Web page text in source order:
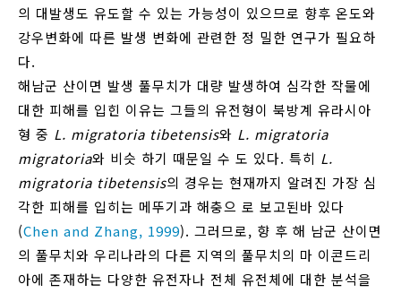
의 대발생도 유도할 수 있는 가능성이 있으므로 향후 온도와
강우변화에 따른 발생 변화에 관련한 정 밀한 연구가 필요하
다.
해남군 산이면 발생 풀무치가 대량 발생하여 심각한 작물에
대한 피해를 입힌 이유는 그들의 유전형이 북방계 유라시아
형 중 L. migratoria tibetensis와 L. migratoria
migratoria와 비슷 하기 때문일 수 도 있다. 특히 L.
migratoria tibetensis의 경우는 현재까지 알려진 가장 심
각한 피해를 입히는 메뚜기과 해충으 로 보고된바 있다
(Chen and Zhang, 1999). 그러므로, 향 후 해 남군 산이면
의 풀무치와 우리나라의 다른 지역의 풀무치의 마 이콘드리
아에 존재하는 다양한 유전자나 전체 유전체에 대한 분석을